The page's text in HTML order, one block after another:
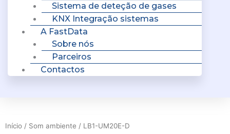
Sistema de deteção de gases
KNX Integração sistemas
A FastData
Sobre nós
Parceiros
Contactos
Início / Som ambiente / LB1-UM20E-D